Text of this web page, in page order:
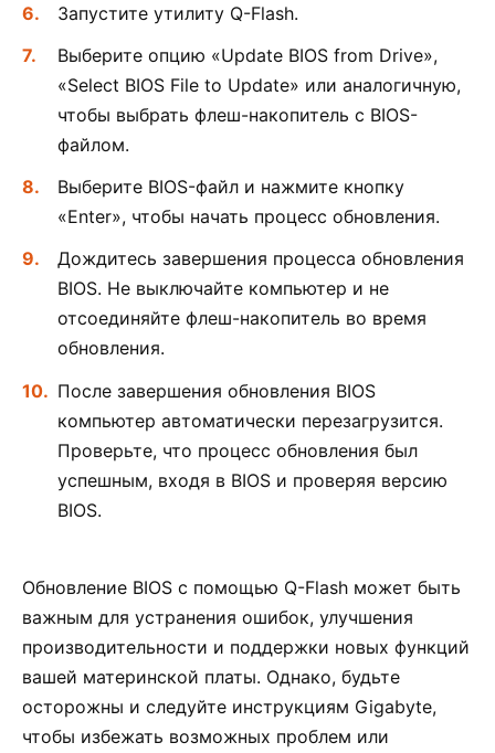
Запустите утилиту Q-Flash.
Выберите опцию «Update BIOS from Drive»,
«Select BIOS File to Update» или аналогичную,
чтобы выбрать флеш-накопитель с BIOS-
файлом.
Выберите BIOS-файл и нажмите кнопку
«Enter», чтобы начать процесс обновления.
Дождитесь завершения процесса обновления
BIOS. Не выключайте компьютер и не
отсоединяйте флеш-накопитель во время
обновления.
После завершения обновления BIOS
компьютер автоматически перезагрузится.
Проверьте, что процесс обновления был
успешным, входя в BIOS и проверяя версию
BIOS.
Обновление BIOS с помощью Q-Flash может быть
важным для устранения ошибок, улучшения
производительности и поддержки новых функций
вашей материнской платы. Однако, будьте
осторожны и следуйте инструкциям Gigabyte,
чтобы избежать возможных проблем или